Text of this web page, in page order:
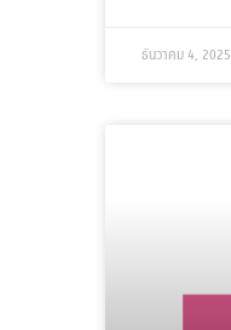
ธันวาคม 4, 2025